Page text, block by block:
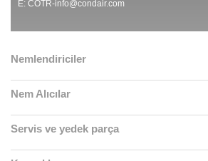
E: COTR-info@condair.com
Nemlendiriciler
Nem Alıcılar
Servis ve yedek parça